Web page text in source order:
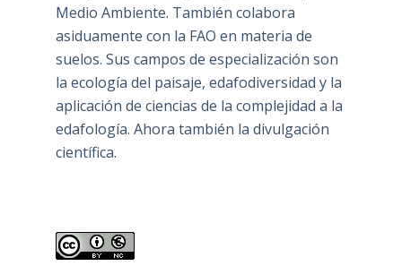
Medio Ambiente. También colabora
asiduamente con la FAO en materia de
suelos. Sus campos de especialización son
la ecología del paisaje, edafodiversidad y la
aplicación de ciencias de la complejidad a la
edafología. Ahora también la divulgación
científica.